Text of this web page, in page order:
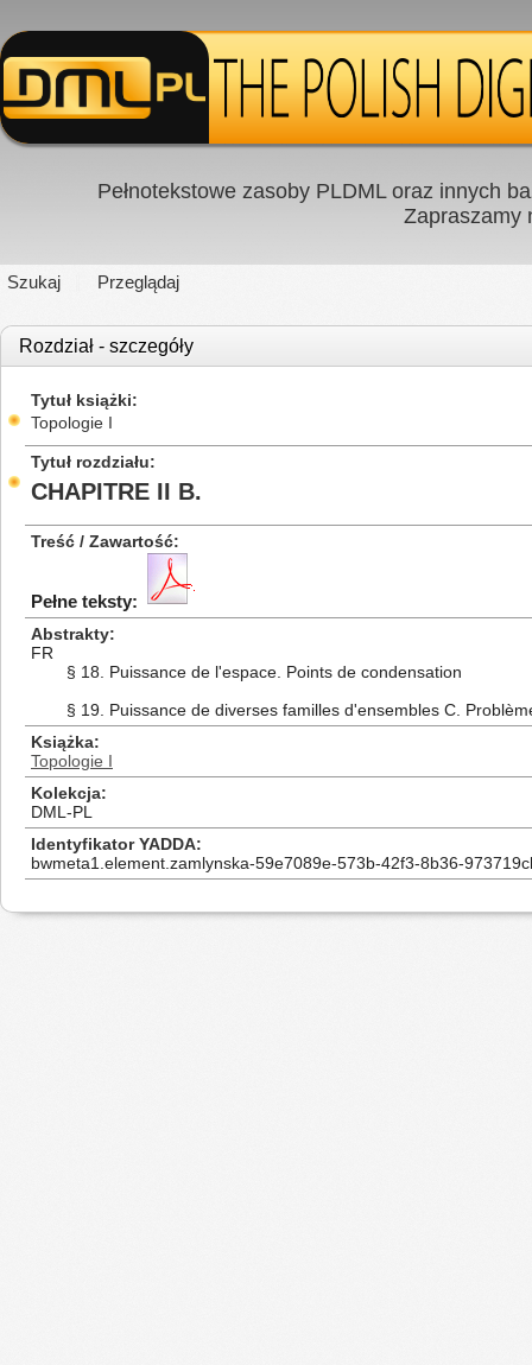
Pełnotekstowe zasoby PLDML oraz innych
Zapraszamy
Szukaj Przeglądaj
Rozdział - szczegóły
Tytuł książki
Topologie I
Tytuł rozdziału
CHAPITRE II B.
Treść / Zawartość
Pełne teksty:
Abstrakty
FR
§ 18. Puissance de l'espace. Points de condensation
§ 19. Puissance de diverses familles d'ensembles C.
Książka
Topologie I
Kolekcja
DML-PL
Identyfikator YADDA
bwmeta1.element.zamlynska-59e7089e-573b-42f3-8b36-